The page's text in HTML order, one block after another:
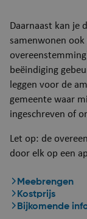
Daarnaast kan
samenwonen
beëindiging
leggen voor de
gemeente waar
ingeschreven of
Let op: de
door elk op een
Meebrengen
Kostprijs
Bijkomende